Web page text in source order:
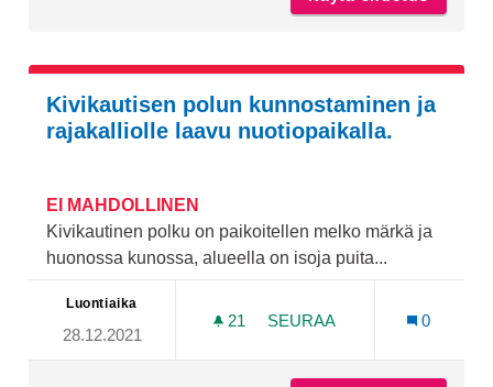
Kivikautisen polun kunnostaminen ja
rajakalliolle laavu nuotiopaikalla.
EI MAHDOLLINEN
Kivikautinen polku on paikoitellen melko märkä ja
huonossa kunossa, alueella on isoja puita...
Luontiaika
28.12.2021
21 21 SEURAAJAA
SEURAA
0